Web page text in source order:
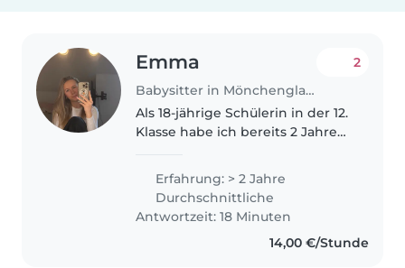
Emma
Babysitter in Mönchengladbach
2
Als 18-jährige Schülerin in der 12.
Klasse habe ich bereits 2 Jahre
insbesondere mit Kleinkindern
und Vorschulkindern. Ich bin
verantwortungsvoll, geduldig..
Erfahrung: > 2 Jahre
Durchschnittliche
Antwortzeit: 18 Minuten
14,00 €/Stunde